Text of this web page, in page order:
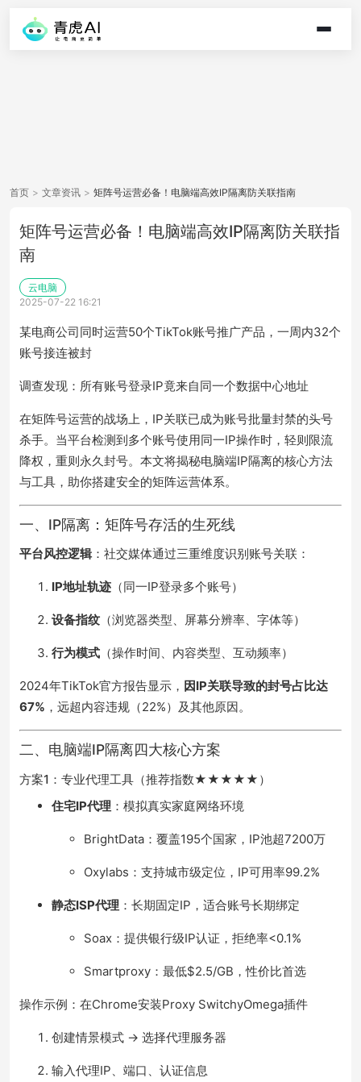
首页 > 文章资讯 > 矩阵号运营必备！电脑端高效IP隔离防关联指南
矩阵号运营必备！电脑端高效IP隔离防关联指
南
云电脑
2025-07-22 16:21
某电商公司同时运营50个TikTok账号推广产品，一周内32个
账号接连被封
调查发现：所有账号登录IP竟来自同一个数据中心地址
在矩阵号运营的战场上，IP关联已成为账号批量封禁的头号
杀手。当平台检测到多个账号使用同一IP操作时，轻则限流
降权，重则永久封号。本文将揭秘电脑端IP隔离的核心方法
与工具，助你搭建安全的矩阵运营体系。
一、IP隔离：矩阵号存活的生死线
平台风控逻辑：社交媒体通过三重维度识别账号关联：
IP地址轨迹 （同一IP登录多个账号）
设备指纹 （浏览器类型、屏幕分辨率、字体等）
行为模式 （操作时间、内容类型、互动频率）
2024年TikTok官方报告显示， 因IP关联导致的封号占比达
67% ，远超内容违规（22%）及其他原因。
二、电脑端IP隔离四大核心方案
方案1：专业代理工具（推荐指数★★★★★）
住宅IP代理 ：模拟真实家庭网络环境
BrightData：覆盖195个国家，IP池超7200万
Oxylabs：支持城市级定位，IP可用率99.2%
静态ISP代理 ：长期固定IP，适合账号长期绑定
Soax：提供银行级IP认证，拒绝率<0.1%
Smartproxy：最低$2.5/GB，性价比首选
操作示例：在Chrome安装Proxy SwitchyOmega插件
创建情景模式 → 选择代理服务器
输入代理IP、端口、认证信息